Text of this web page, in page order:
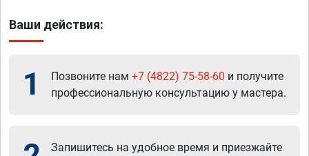
Ваши действия:
1 Позвоните нам +7 (4822) 75-58-60 и получите
профессиональную консультацию у мастера.
Запишитесь на удобное время и приезжайте